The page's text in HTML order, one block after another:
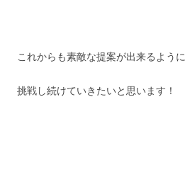
これからも素敵な提案が出来るように
挑戦し続けていきたいと思います！